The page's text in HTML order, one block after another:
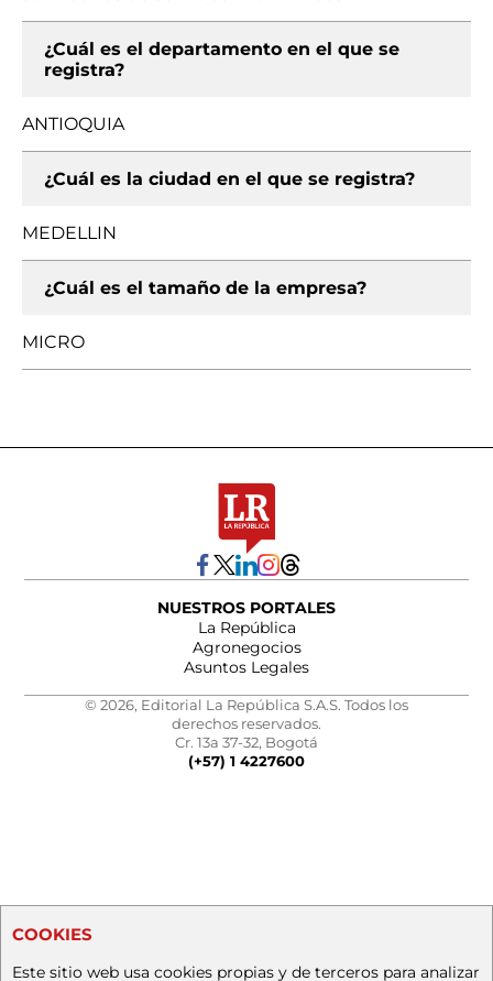
¿Cuál es el departamento en el que se
registra?
ANTIOQUIA
¿Cuál es la ciudad en el que se registra?
MEDELLIN
¿Cuál es el tamaño de la empresa?
MICRO
NUESTROS PORTALES
La República
Agronegocios
Asuntos Legales
© 2026, Editorial La República S.A.S. Todos los
derechos reservados.
Cr. 13a 37-32, Bogotá
(+57) 1 4227600
COOKIES
Este sitio web usa cookies propias y de terceros para analizar